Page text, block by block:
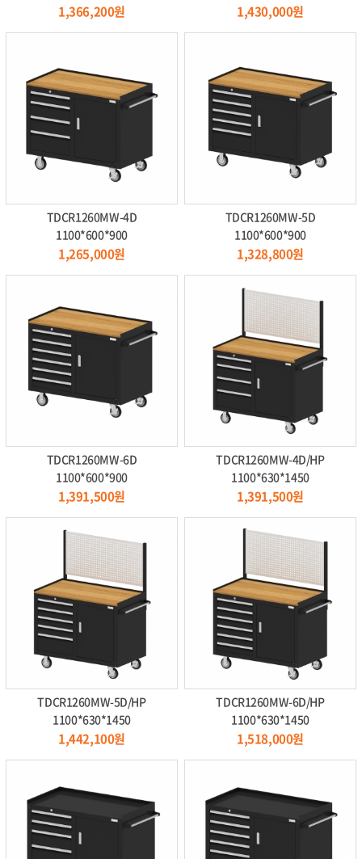
1,366,200원 1,430,000원
TDCR1260MW-4D
1100*600*900
1,265,000원
TDCR1260MW-5D
1100*600*900
1,328,800원
TDCR1260MW-6D
1100*600*900
1,391,500원
TDCR1260MW-4D/HP
1100*630*1450
1,391,500원
TDCR1260MW-5D/HP
1100*630*1450
1,442,100원
TDCR1260MW-6D/HP
1100*630*1450
1,518,000원